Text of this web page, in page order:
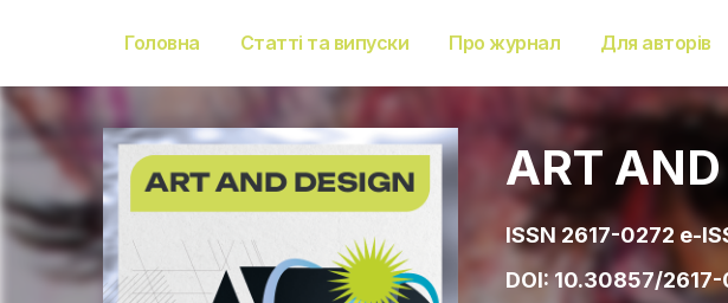
Головна Статті та випуски Про журнал Для авторів
ART
ISSN 2617-0272 e-
DOI:10.30857/